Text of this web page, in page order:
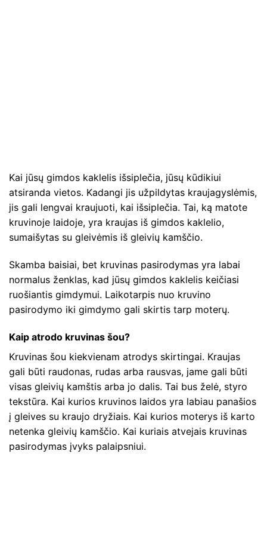
Kai jūsų gimdos kaklelis išsiplečia, jūsų kūdikiui
atsiranda vietos. Kadangi jis užpildytas kraujagyslėmis,
jis gali lengvai kraujuoti, kai išsiplečia. Tai, ką matote
kruvinoje laidoje, yra kraujas iš gimdos kaklelio,
sumaišytas su gleivėmis iš gleivių kamščio.
Skamba baisiai, bet kruvinas pasirodymas yra labai
normalus ženklas, kad jūsų gimdos kaklelis keičiasi
ruošiantis gimdymui. Laikotarpis nuo kruvino
pasirodymo iki gimdymo gali skirtis tarp moterų.
Kaip atrodo kruvinas šou?
Kruvinas šou kiekvienam atrodys skirtingai. Kraujas
gali būti raudonas, rudas arba rausvas, jame gali būti
visas gleivių kamštis arba jo dalis. Tai bus želė, styro
tekstūra. Kai kurios kruvinos laidos yra labiau panašios
į gleives su kraujo dryžiais. Kai kurios moterys iš karto
netenka gleivių kamščio. Kai kuriais atvejais kruvinas
pasirodymas įvyks palaipsniui.